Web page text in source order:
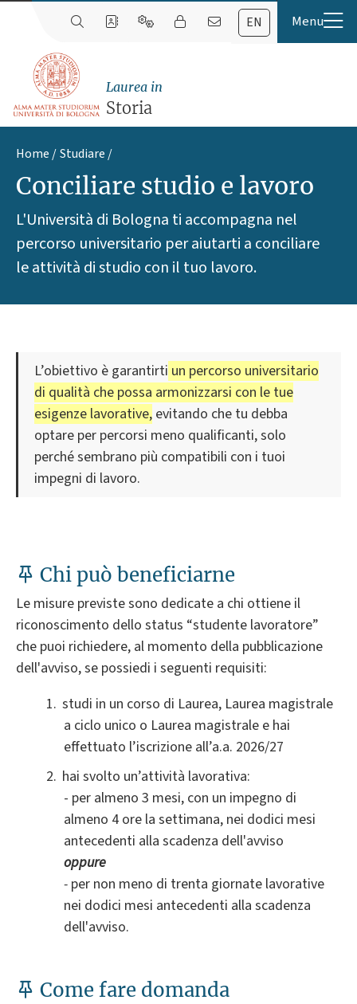
EN
Laurea in
Storia
Home Studiare
Conciliare studio e lavoro
L'Università di Bologna ti accompagna nel
percorso universitario per aiutarti a conciliare
le attività di studio con il tuo lavoro.
L’obiettivo è garantirti un percorso universitario
di qualità che possa armonizzarsi con le tue
esigenze lavorative, evitando che tu debba
optare per percorsi meno qualificanti, solo
perché sembrano più compatibili con i tuoi
impegni di lavoro.
Chi può beneficiarne
Le misure previste sono dedicate a chi ottiene il
riconoscimento dello status “studente lavoratore”
che puoi richiedere, al momento della pubblicazione
dell'avviso, se possiedi i seguenti requisiti:
studi in un corso di Laurea, Laurea magistrale
a ciclo unico o Laurea magistrale e hai
effettuato l’iscrizione all’a.a. 2026/27
hai svolto un’attività lavorativa:
- per almeno 3 mesi, con un impegno di
almeno 4 ore la settimana, nei dodici mesi
antecedenti alla scadenza dell'avviso
oppure
- per non meno di trenta giornate lavorative
nei dodici mesi antecedenti alla scadenza
dell'avviso.
Come fare domanda